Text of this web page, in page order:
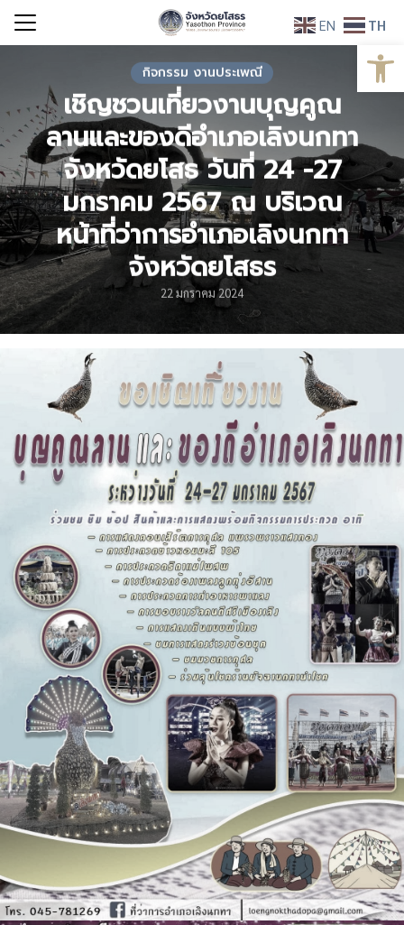
Skip
กิจกรรม งานประเพณี
เชิญชวนเที่ยวงานบุญคูณ
ลานและของดีอำเภอเลิงนกทา
จังหวัดยโสธ วันที่ 24 -27
มกราคม 2567 ณ บริเวณ
หน้าที่ว่าการอำเภอเลิงนกทา
จังหวัดยโสธร
22 มกราคม 2024
EN TH